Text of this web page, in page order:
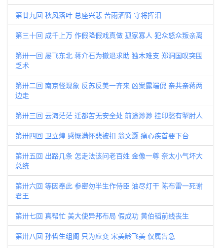
第廿九回 秋风落叶 总座兴悲 苦雨洒窗 守将挥泪
第三十回 成千上万 作假降假戏真做 孤家寡人 犯众怒众叛亲离
第卅一回 屡飞东北 蒋介石为撤退求助 独木难支 郑洞国叹突围
乏术
第卅二回 南京怪现象 反苏反美一齐来 凶案露端倪 亲共亲蒋两
边走
第卅三回 云海茫茫 迁都苦无安全处 前途渺渺 挂印愁有掣肘人
第卅四回 卫立煌 感慨满怀悲被扣 翁文灏 痛心疾首要下台
第卅五回 出路几条 怎走法该问老百姓 金像一尊 奈太小气坏大
总统
第卅六回 等因奉此 参密勿半生作侍臣 油尽灯干 陈布雷一死谢
君王
第卅七回 真帮忙 美大使异邦布局 假成功 黄伯韬前线丧生
第卅八回 孙哲生组阁 只为应变 宋美龄飞美 仅属告急